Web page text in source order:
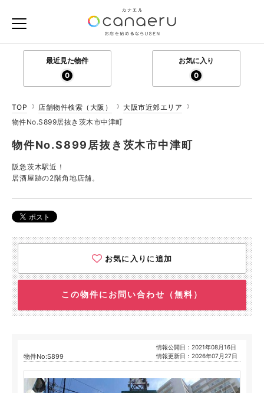
最近見た物件
0
お気に入り
0
TOP 店舗物件検索（大阪）
大阪市近郊エリア
物件No.S899居抜き茨木市中津町
物件No.S899居抜き茨木市中津町
阪急茨木駅近！
居酒屋跡の2階角地店舗。
お気に入りに追加
この物件にお問い合わせ（無料）
物件No:S899
情報公開日：2021年08月16日
情報更新日：2026年07月27日